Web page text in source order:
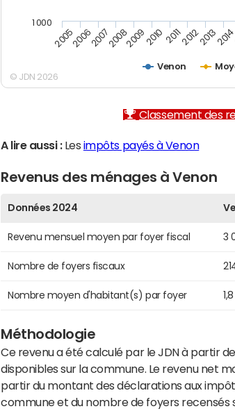
Venon
200520062007200820092010 2011201220132014
1 000
© JDN 2026
Classement des
A lire aussi :Les impôts payés à Venon
Revenus des ménages à Venon
Données 2024
Revenu mensuel moyen par foyer fiscal 3
Nombre de foyers fiscaux
Nombre moyen d'habitant(s) par foyer
Méthodologie
Ce revenu a été calculé par le JDN à partir
disponibles sur la commune. Le revenu net
partir du montant des déclarations aux
commune et du nombre de foyers recensés